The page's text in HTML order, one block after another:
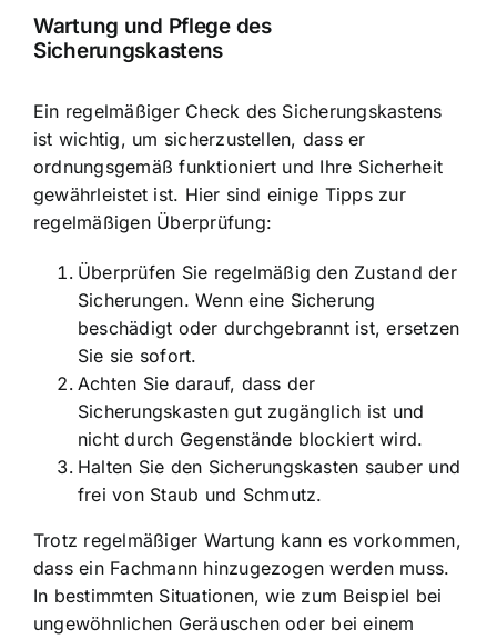
Wartung und Pflege des
Sicherungskastens
Ein regelmäßiger Check des Sicherungskastens
ist wichtig, um sicherzustellen, dass er
ordnungsgemäß funktioniert und Ihre Sicherheit
gewährleistet ist. Hier sind einige Tipps zur
regelmäßigen Überprüfung:
Überprüfen Sie regelmäßig den Zustand der
Sicherungen. Wenn eine Sicherung
beschädigt oder durchgebrannt ist, ersetzen
Sie sie sofort.
Achten Sie darauf, dass der
Sicherungskasten gut zugänglich ist und
nicht durch Gegenstände blockiert wird.
Halten Sie den Sicherungskasten sauber und
frei von Staub und Schmutz.
Trotz regelmäßiger Wartung kann es vorkommen,
dass ein Fachmann hinzugezogen werden muss.
In bestimmten Situationen, wie zum Beispiel bei
ungewöhnlichen Geräuschen oder bei einem